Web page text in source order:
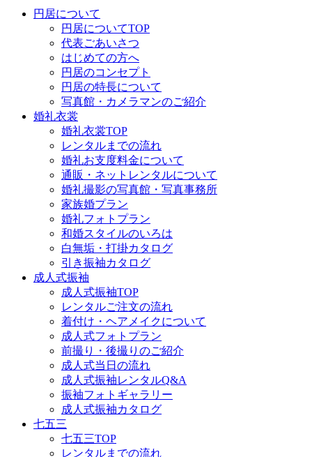
円居について
円居についてTOP
代表ごあいさつ
はじめての方へ
円居のコンセプト
円居の特長について
写真館・カメラマンのご紹介
婚礼衣裳
婚礼衣裳TOP
レンタルまでの流れ
婚礼お支度料金について
通販・ネットレンタルについて
婚礼撮影の写真館・写真事務所
家族婚プラン
婚礼フォトプラン
和婚スタイルのいろは
白無垢・打掛カタログ
引き振袖カタログ
成人式振袖
成人式振袖TOP
レンタルご注文の流れ
着付け・ヘアメイクについて
成人式フォトプラン
前撮り・後撮りのご紹介
成人式当日の流れ
成人式振袖レンタルQ&A
振袖フォトギャラリー
成人式振袖カタログ
七五三
七五三TOP
レンタルまでの流れ